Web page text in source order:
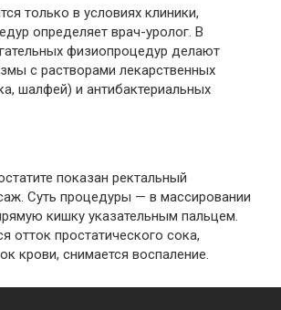
только в условиях клиники,
определяет врач-уролог. В
физиопроцедур делают
с растворами лекарственных
шалфей) и антибактериальных
показан ректальный
Суть процедуры — в массировании
кишку указательным пальцем.
отток простатического сока,
крови, снимается воспаление.